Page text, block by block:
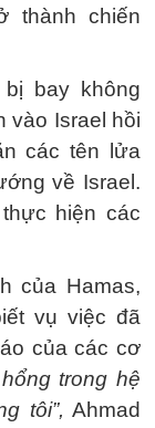
thành chiến
bay không
vào Israel hồi
các tên lửa
về Israel.
hiện các
của Hamas,
vụ việc đã
của các cơ
trong hệ
tôi”, Ahmad